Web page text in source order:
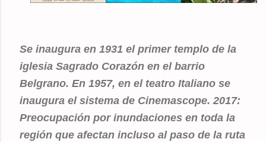
Se inaugura en 1931 el primer templo de la
iglesia Sagrado Corazón en el barrio
Belgrano. En 1957, en el teatro Italiano se
inaugura el sistema de Cinemascope. 2017:
Preocupación por inundaciones en toda la
región que afectan incluso al paso de la ruta